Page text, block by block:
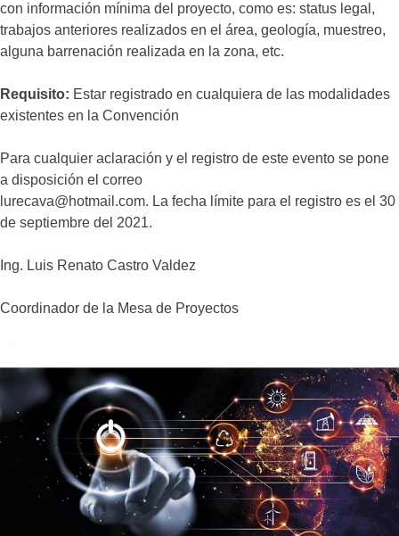
con información mínima del proyecto, como es: status legal,
trabajos anteriores realizados en el área, geología, muestreo,
alguna barrenación realizada en la zona, etc.
Requisito: Estar registrado en cualquiera de las modalidades
existentes en la Convención
Para cualquier aclaración y el registro de este evento se pone
a disposición el correo
lurecava@hotmail.com. La fecha límite para el registro es el 30
de septiembre del 2021.
Ing. Luis Renato Castro Valdez
Coordinador de la Mesa de Proyectos